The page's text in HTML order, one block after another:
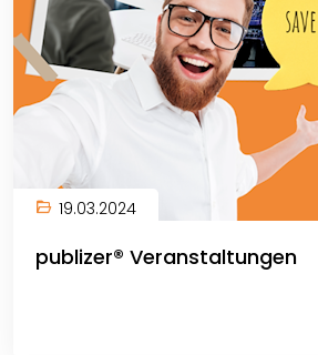
19.03.2024
publizer® Veranstaltungen